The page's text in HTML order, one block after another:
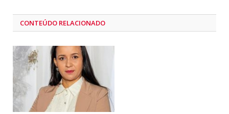
CONTEÚDO RELACIONADO